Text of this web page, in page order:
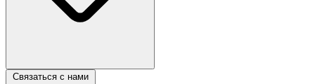
Связаться с нами